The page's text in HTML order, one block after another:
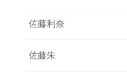
佐藤利奈
佐藤朱